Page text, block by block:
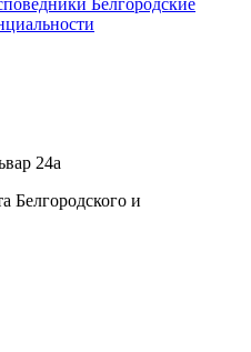
Белгородские
24а
Белгородского и